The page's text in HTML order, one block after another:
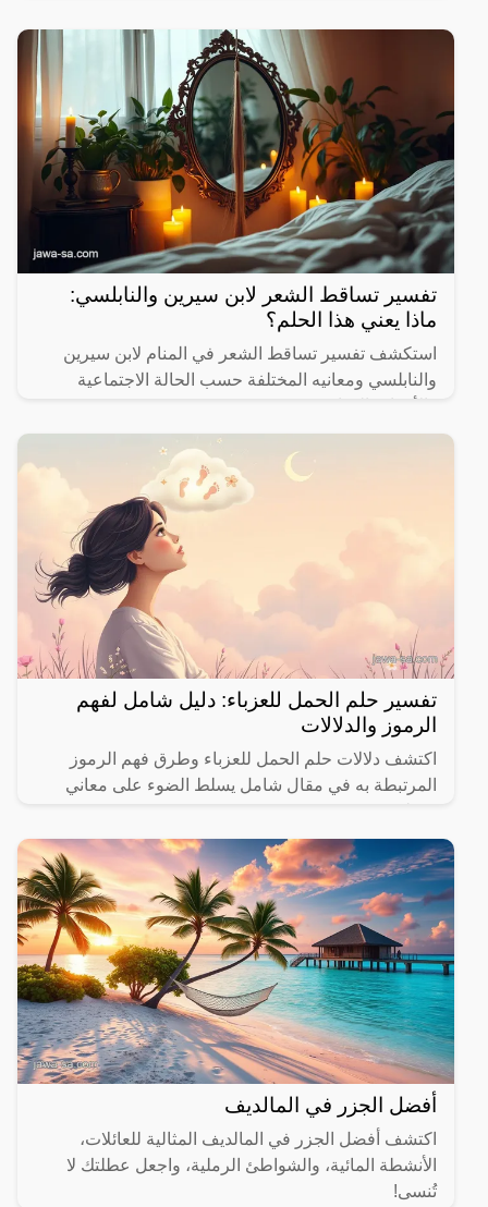
تفسير تساقط الشعر لابن سيرين والنابلسي:
ماذا يعني هذا الحلم؟
استكشف تفسير تساقط الشعر في المنام لابن سيرين
والنابلسي ومعانيه المختلفة حسب الحالة الاجتماعية
تفسير حلم الحمل للعزباء: دليل شامل لفهم
الرموز والدلالات
اكتشف دلالات حلم الحمل للعزباء وطرق فهم الرموز
المرتبطة به في مقال شامل يسلط الضوء على معاني
أفضل الجزر في المالديف
اكتشف أفضل الجزر في المالديف المثالية للعائلات،
الأنشطة المائية، والشواطئ الرملية، واجعل عطلتك لا
تُنسى!